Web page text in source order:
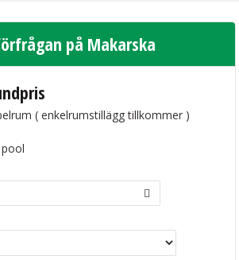
på Makarska
( enkelrumstillägg tillkommer )